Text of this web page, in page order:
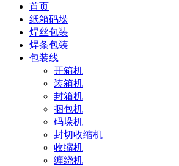
首页
纸箱码垛
焊丝包装
焊条包装
包装线
开箱机
装箱机
封箱机
捆包机
码垛机
封切收缩机
收缩机
缠绕机